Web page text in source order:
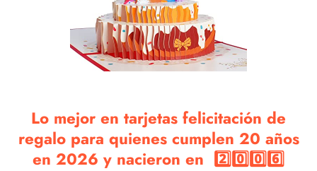
Lo mejor en tarjetas felicitación de
regalo para quienes cumplen 20 años
en 2026 y nacieron en 2️⃣0️⃣0️⃣6️⃣